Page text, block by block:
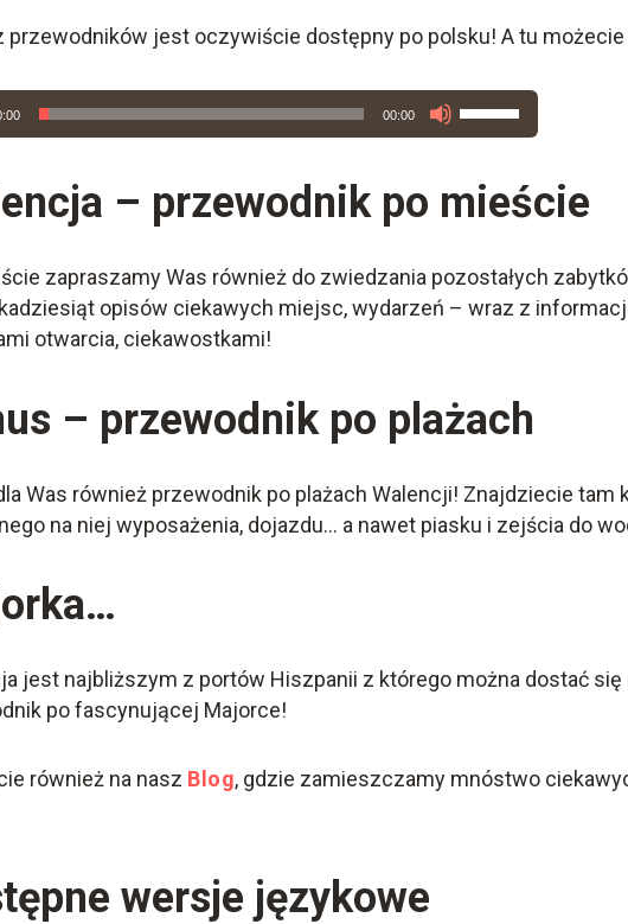
przewodników jest oczywiście dostępny po polsku! A tu możecie
00:00
góry
oraz
dołu
aby
głośność.
– przewodnik po mieście
zapraszamy Was również do zwiedzania pozostałych
opisów ciekawych miejsc, wydarzeń – wraz z
otwarcia, ciekawostkami!
– przewodnik po plażach
Was również przewodnik po plażach Walencji! Znajdziecie
na niej wyposażenia, dojazdu… a nawet piasku i zejścia do
jest najbliższym z portów Hiszpanii z którego można dostać się
po fascynującej Majorce!
również na nasz Blog, gdzie zamieszczamy mnóstwo
wersje językowe